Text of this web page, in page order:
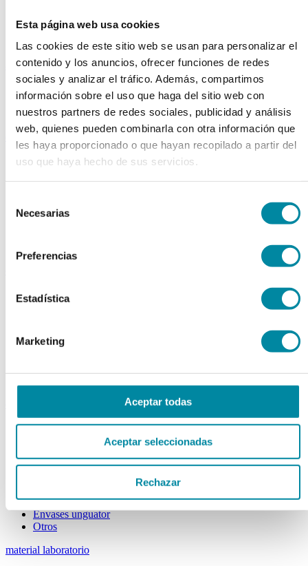
Esta página web usa cookies
Las cookies de este sitio web se usan para personalizar el
contenido y los anuncios, ofrecer funciones de redes
sociales y analizar el tráfico. Además, compartimos
información sobre el uso que haga del sitio web con
nuestros partners de redes sociales, publicidad y análisis
web, quienes pueden combinarla con otra información que
les haya proporcionado o que hayan recopilado a partir del
uso que haya hecho de sus servicios.
Necesarias
Preferencias
Estadística
Marketing
Aceptar todas
Aceptar seleccionadas
Rechazar
Bases
Emulsionantes
aceites y ceras
Aceites
Otras grasas
Ceras
extractos y perfumes
Esencias naturales
Esencias sintéticas
Extractos glicólicos
Tamañno 000
Tamañno 00
Tamañno 2
Frascos farmacia
Gama ariless
Tubos
Envases unguator
Otros
material laboratorio